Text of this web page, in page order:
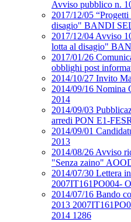
Avviso pubblico n.
2017/12/05
disagio" BANDI
2017/12/04 Avviso
lotta al disagio"
2017/01/26
obblighi post
2014/10/27 Invito
2014/09/16 Nomina
2014
2014/09/03
arredi PON E1-
2014/09/01
2013
2014/08/26 Avviso
"Senza zaino"
2014/07/30 Lettera
2007IT161PO004-
2014/07/16 Bando
2013
2014 1286